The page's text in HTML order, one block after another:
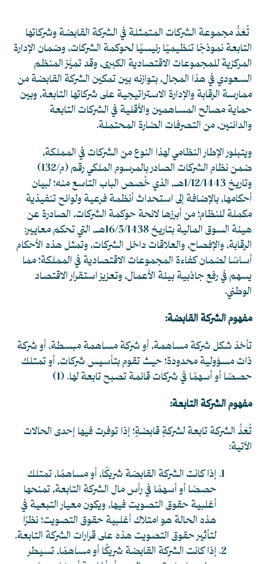
تُعَدُّ مجموعة الشركات المتمثلة في الشركة القابضة وشركاتها
التابعة نموذجًا تنظيميًا رئيسيًا لحوكمة الشركات، وضمان الإدارة
المركزية للمجموعات الاقتصادية الكبرى، وقد تميَّز المنظم
السعودي في هذا المجال، بتوازنه بين تمكين الشركة القابضة من
ممارسة الرقابة والإدارة الاستراتيجية على شركاتها التابعة، وبين
حماية مصالح المساهمين والأقلية في الشركات التابعة
والدائنين، من التصرفات الضارة المحتملة.
ويتبلور الإطار النظامي لهذا النوع من الشركات في المملكة،
ضمن نظام الشركات الصادر بالمرسوم الملكي رقم (م/132)
وتاريخ 1/12/1443هـ، الذي خُصص الباب التاسع منه؛ لبيان
أحكامها، بالإضافة إلى استحداث أنظمة فرعية ولوائح تنفيذية
مكملة للنظام؛ من أبرزها لائحة حوكمة الشركات، الصادرة عن
هيئة السوق المالية بتاريخ 16/5/1438هـ، التي تحكم معايير:
الرقابة، والإفصاح، والعلاقات داخل الشركات، وتمثل هذه الأحكام
أساسًا لضمان كفاءة المجموعات الاقتصادية في المملكة؛ مما
يسهم في رفع جاذبية بيئة الأعمال، وتعزيز استقرار الاقتصاد
الوطني.
مفهوم الشركة القابضة:
تأخذ شكل شركة مساهمة، أو شركة مساهمة مبسطة، أو شركة
ذات مسؤولية محدودة؛ حيث تقوم بتأسيس شركات، أو تمتلك
حصصًا أو أسهمًا في شركات قائمة تصبح تابعة لها. (1)
مفهوم الشركة التابعة:
تُعَدُّ الشركة تابعة لشركةٍ قابضةٍ؛ إذا توفرت فيها إحدى الحالات
الآتية:
إذا كانت الشركة القابضة شريكًا، أو مساهمًا، تمتلك
حصصًا أو أسهمًا في رأس مال الشركة التابعة، تمنحها
أغلبية حقوق التصويت فيها، ويكون معيار التبعية في
هذه الحالة هو امتلاك أغلبية حقوق التصويت؛ نظرًا
لتأثير حقوق التصويت هذه على قرارات الشركة التابعة.
إذا كانت الشركة القابضة شريكًا أو مساهمًا، تسيطر